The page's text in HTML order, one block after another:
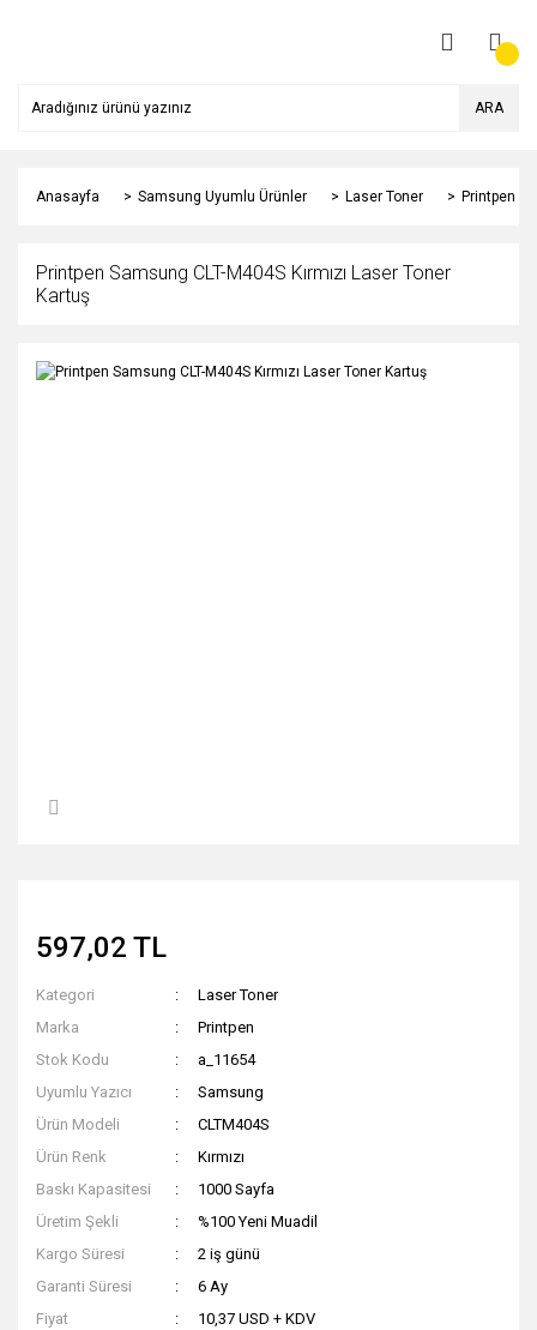
ARA
Anasayfa Samsung Uyumlu Ürünler Laser Toner Printpen
Printpen Samsung CLT-M404S Kırmızı Laser Toner
Kartuş
597,02 TL
Kategori
Laser Toner
Marka
Printpen
Stok Kodu
a_11654
Uyumlu Yazıcı
Samsung
Ürün Modeli
CLTM404S
Ürün Renk
Kırmızı
Baskı Kapasitesi
1000 Sayfa
Üretim Şekli
%100 Yeni Muadil
Kargo Süresi
2 iş günü
Garanti Süresi
6 Ay
Fiyat
10,37 USD + KDV